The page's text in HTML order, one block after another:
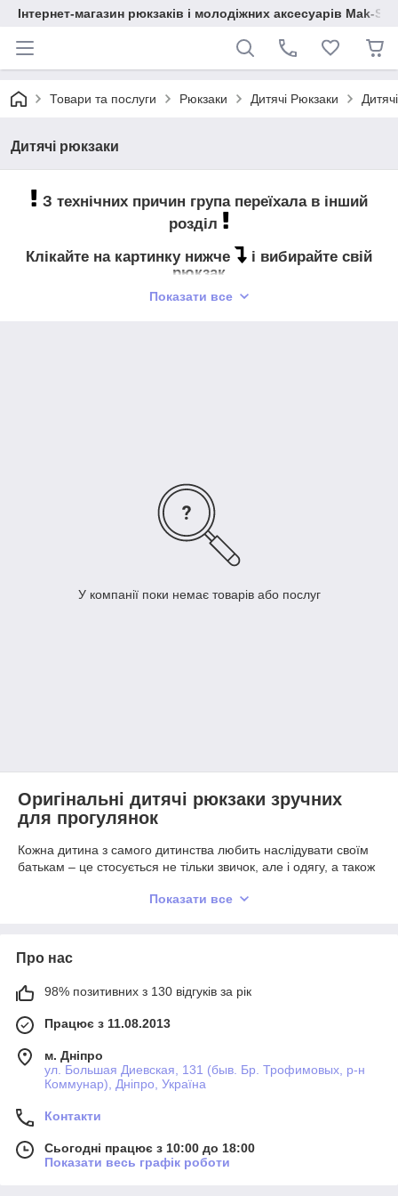
Інтернет-магазин рюкзаків і молодіжних аксесуарів Mak-
Товари та послуги Рюкзаки Дитячі Рюкзаки
Дитячі рюкзаки
З технічних причин група переїхала в інший
розділ
Клікайте на картинку нижче
і вибирайте свій
рюкзак
Показати все
У компанії поки немає товарів або послуг
Оригінальні дитячі рюкзаки зручних
для прогулянок
Кожна дитина з самого дитинства любить наслідувати своїм
батькам – це стосується не тільки звичок, але і одягу, а також
аксесуари, то їм напевно доведеться купити дитячий рюкзак,
Для чого потрібен дитячий рюкзак
Напевно, вам доведеться задуматися про покупку подібного
аксесуара для вашого чада в тих випадках, коли дитина:
любить брати на прогулянки свої іграшки;
відвідує дитячий садок;
У кожному з цих випадків дитячі рюкзаки – це незамінні
аксесуари, в яких можна переносити не тільки іграшки, але і
Показати все
Про нас
98% позитивних з 130 відгуків за рік
Працює з 11.08.2013
м. Дніпро
ул. Большая Диевская, 131 (быв. Бр. Трофимовых, р-н
Коммунар), Дніпро, Україна
Контакти
Сьогодні працює з 10:00 до 18:00
Показати весь графік роботи